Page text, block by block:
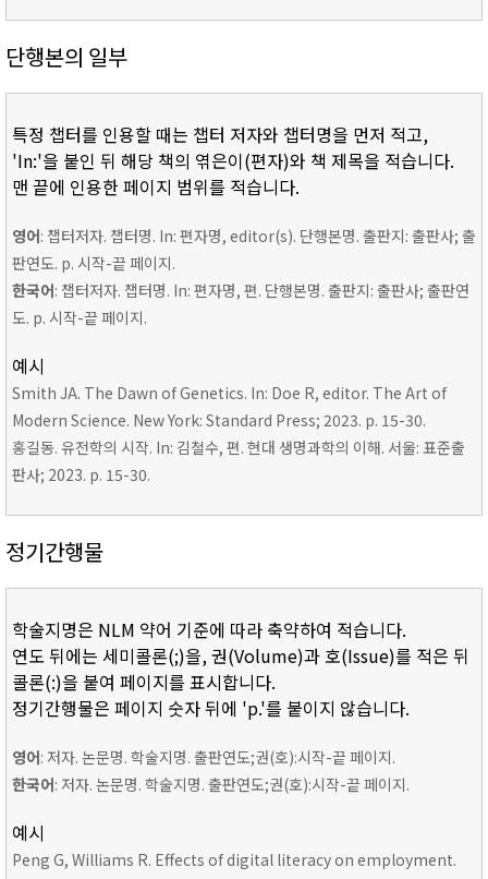
단행본의 일부
특정 챕터를 인용할 때는 챕터 저자와 챕터명을 먼저 적고,
'In:'을 붙인 뒤 해당 책의 엮은이(편자)와 책 제목을 적습니다.
맨 끝에 인용한 페이지 범위를 적습니다.
영어: 챕터저자. 챕터명. In: 편자명, editor(s). 단행본명. 출판지: 출판사; 출
판연도. p. 시작-끝 페이지.
한국어: 챕터저자. 챕터명. In: 편자명, 편. 단행본명. 출판지: 출판사; 출판연
도. p. 시작-끝 페이지.
예시
Smith JA. The Dawn of Genetics. In: Doe R, editor. The Art of
Modern Science. New York: Standard Press; 2023. p. 15-30.
홍길동. 유전학의 시작. In: 김철수, 편. 현대 생명과학의 이해. 서울: 표준출
판사; 2023. p. 15-30.
정기간행물
학술지명은 NLM 약어 기준에 따라 축약하여 적습니다.
연도 뒤에는 세미콜론(;)을, 권(Volume)과 호(Issue)를 적은 뒤
콜론(:)을 붙여 페이지를 표시합니다.
정기간행물은 페이지 숫자 뒤에 'p.'를 붙이지 않습니다.
영어: 저자. 논문명. 학술지명. 출판연도;권(호):시작-끝 페이지.
한국어: 저자. 논문명. 학술지명. 출판연도;권(호):시작-끝 페이지.
예시
Peng G, Williams R. Effects of digital literacy on employment.